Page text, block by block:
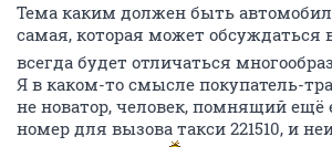
Тема каким должен быть
самая, которая может обсуждаться
всегда будет отличаться
Я в каком-то смысле покупатель-
не новатор, человек, помнящий
номер для вызова такси 221510, и